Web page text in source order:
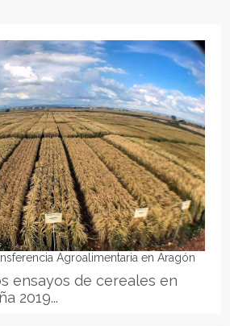
Agroalimentaria en Aragón
ensayos de cereales en
2019...